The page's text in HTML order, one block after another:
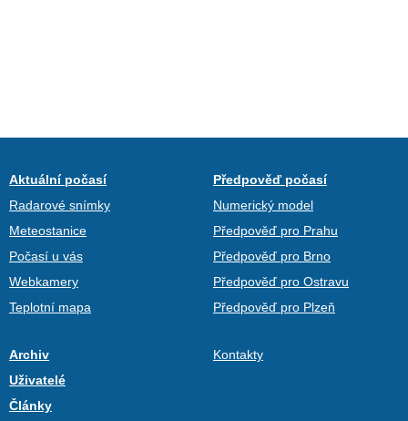
Aktuální počasí
Radarové snímky
Meteostanice
Počasí u vás
Webkamery
Teplotní mapa
Předpověď počasí
Numerický model
Předpověď pro Prahu
Předpověď pro Brno
Předpověď pro Ostravu
Předpověď pro Plzeň
Archiv
Uživatelé
Články
Kontakty